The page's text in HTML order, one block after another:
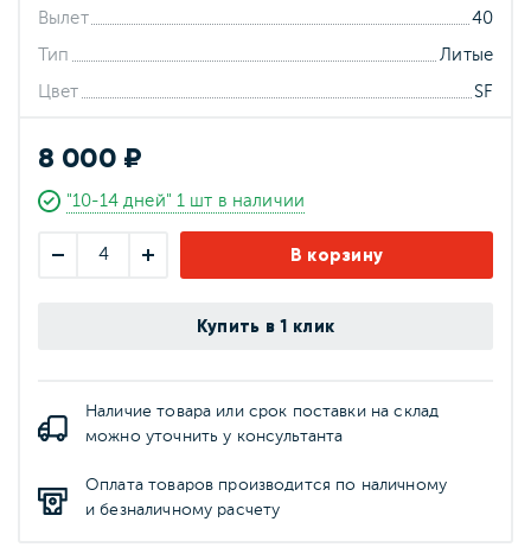
Вылет 40
Тип Литые
Цвет SF
8 000 ₽
"10-14 дней" 1 шт в наличии
В корзину
Купить в 1 клик
Наличие товара или срок поставки на склад
можно уточнить у консультанта
Оплата товаров производится по наличному
и безналичному расчету